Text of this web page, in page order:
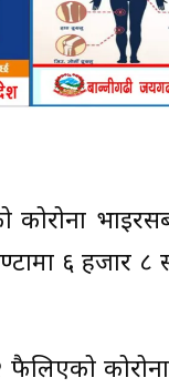
कोरोना
६ हजार
फैलिएको